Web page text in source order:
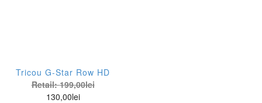
Tricou G-Star Row HD
Retail:199,00lei
130,00lei